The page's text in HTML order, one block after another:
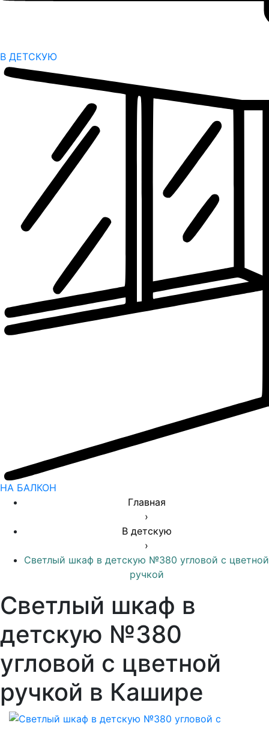
В ДЕТСКУЮ
НА БАЛКОН
Главная
›
В детскую
›
Светлый шкаф в детскую №380 угловой с цветной
ручкой
Светлый шкаф в
детскую №380
угловой с цветной
ручкой в Кашире